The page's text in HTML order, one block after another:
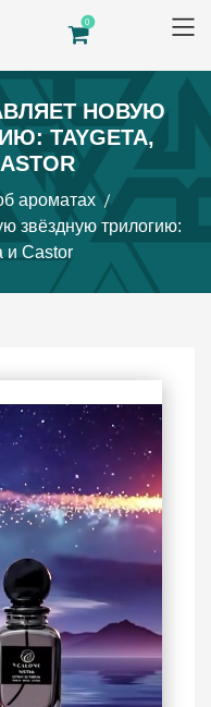
0
НОВУЮ
TAYGETA,
ароматах
звёздную трилогию:
и Castor